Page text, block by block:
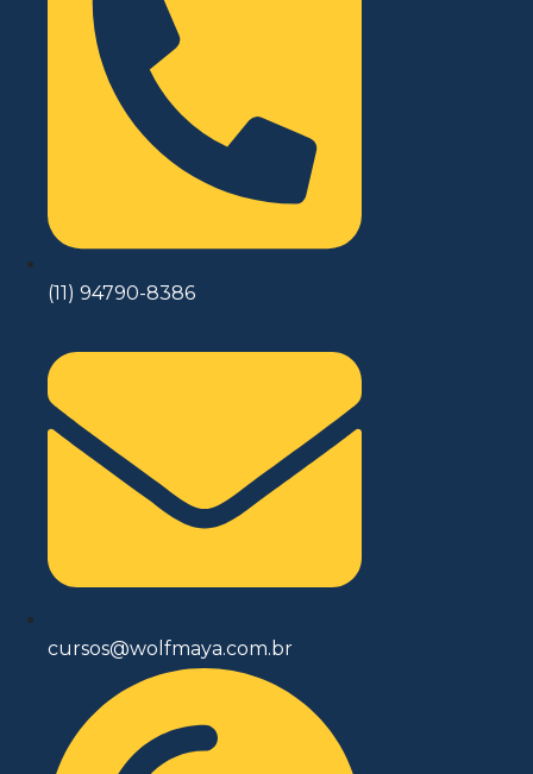
(11) 94790-8386
cursos@wolfmaya.com.br